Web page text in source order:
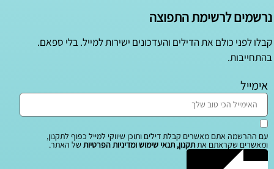
נרשמים לרשימת התפוצה
קבלו לפני כולם את הדילים והעדכונים ישירות למייל. בלי ספאם.
בהתחייבות.
אימייל
עם ההרשמה אתם מאשרים קבלת דילים ותוכן שיווקי למייל כפוף לתקנון,
ומאשרים שקראתם אתתקנון, תנאי שימוש ומדיניות הפרטיות של האתר.